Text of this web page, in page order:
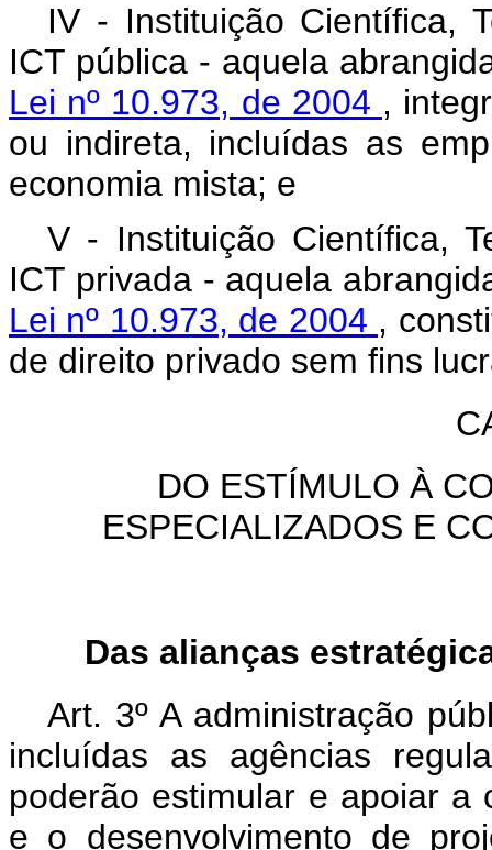
IV - Instituição Científica,
ICT pública - aquela
Lei nº 10.973, de 2004 ,
ou indireta, incluídas as
economia mista; e
V - Instituição Científica,
ICT privada - aquela
Lei nº 10.973, de 2004 ,
de direito privado sem fins
DO ESTÍMULO À
ESPECIALIZADOS E
Das alianças
Art. 3º A administração
incluídas as agências
poderão estimular e apoiar a
e o desenvolvimento de